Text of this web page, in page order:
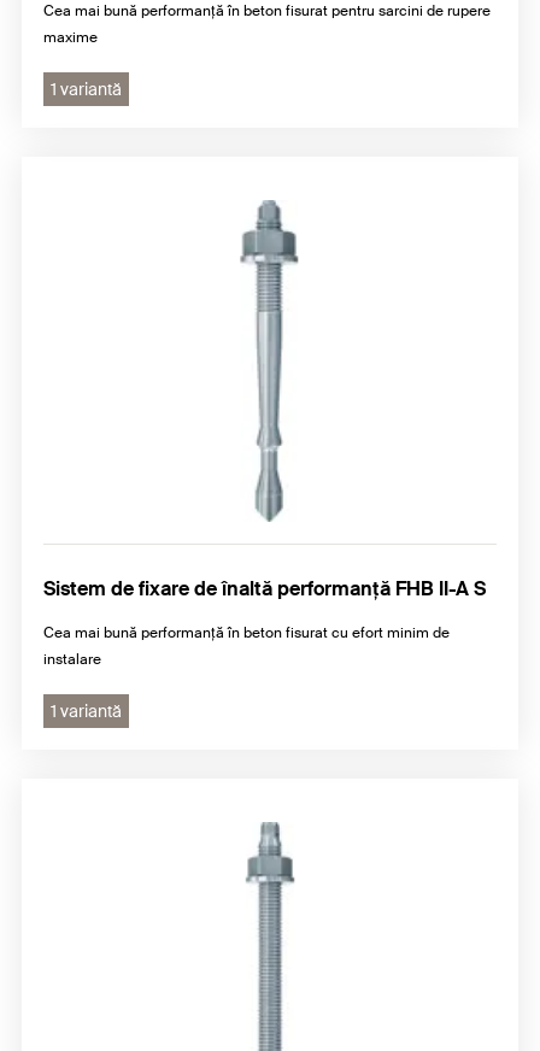
Cea mai bună performanță în beton fisurat pentru sarcini de rupere
maxime
1 variantă
Sistem de fixare de înaltă performanţă FHB II-A S
Cea mai bună performanță în beton fisurat cu efort minim de
instalare
1 variantă